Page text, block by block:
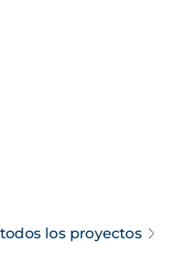
los proyectos